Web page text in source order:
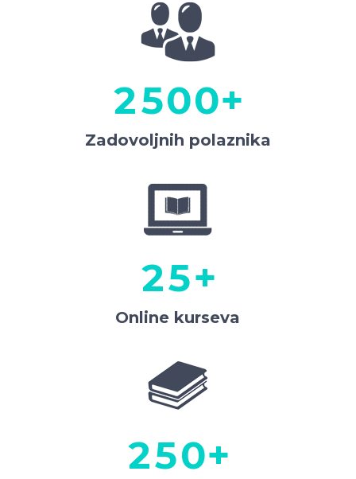
2
3
4
500+
Zadovoljnih polaznika
0
1
2
0
1
2
3
4
5+
Online kurseva
0
2
0
1
3
4
50+